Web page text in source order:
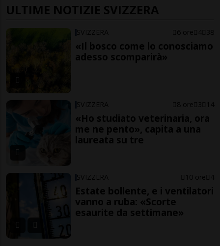
ULTIME NOTIZIE SVIZZERA
SVIZZERA 6 ore 4 38
«Il bosco come lo conosciamo
adesso scomparirà»
SVIZZERA 8 ore 3 14
«Ho studiato veterinaria, ora
me ne pento», capita a una
laureata su tre
SVIZZERA 10 ore 4
Estate bollente, e i ventilatori
vanno a ruba: «Scorte
esaurite da settimane»